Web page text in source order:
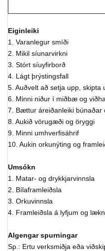
Eiginleiki
1. Varanlegur smíði
2. Mikil síunarvirkni
3. Stórt síuyfirborð
4. Lágt þrýstingsfall
5. Auðvelt að setja upp, skipta
6. Minni niður í miðbæ og
7. Bættur áreiðanleiki búnaðar
8. Aukið vörugæði og öryggi
9. Minni umhverfisáhrif
10. Aukin orkunýting og
Umsókn
1. Matar- og drykkjarvinnsla
2. Bílaframleiðsla
3. Orkuvinnsla
4. Framleiðsla á lyfjum og
Algengar spurningar
Sp.: Ertu verksmiðja eða